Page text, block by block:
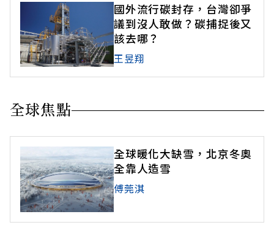
國外流行碳封存，台灣卻爭
議到沒人敢做？碳捕捉後又
該去哪？
王昱翔
全球焦點
全球暖化大缺雪，北京冬奧
全靠人造雪
傅莞淇